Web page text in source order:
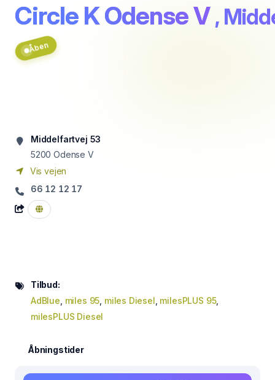
Circle K Odense V ,
Åben
Middelfartvej 53
5200 Odense V
Vis vejen
66 12 12 17
Tilbud:
AdBlue miles 95 miles Diesel milesPLUS 95,
milesPLUS Diesel
Åbningstider